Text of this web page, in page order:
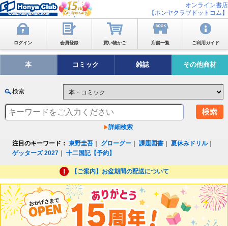
オンライン書店
【ホンヤクラブドットコム】
ログイン 会員登録 買い物かご 店舗一覧 ご利用ガイド
本 コミック 雑誌 その他商材
検索
詳細検索
注目のキーワード： 東野圭吾 グローグー ｜課題図書 ｜夏休みドリル｜
ゲッターズ 2027 ｜十二国記【予約】
【ご案内】お盆期間の配送について